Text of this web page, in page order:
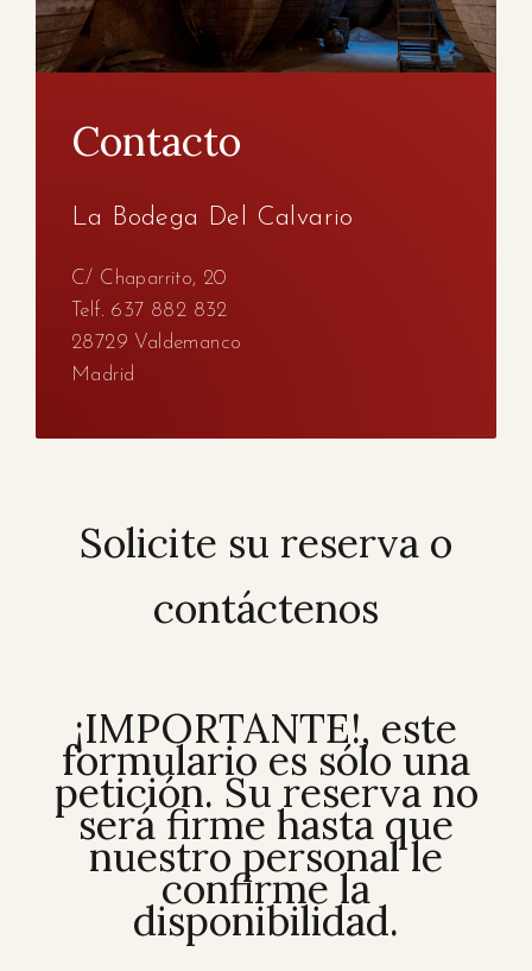
Contacto
La Bodega Del Calvario
C/ Chaparrito, 20
Telf. 637 882 832
28729 Valdemanco
Madrid
Solicite su reserva o
contáctenos
¡IMPORTANTE!, este
formulario es sólo una
petición. Su reserva no
será firme hasta que
nuestro personal le
confirme la
disponibilidad.